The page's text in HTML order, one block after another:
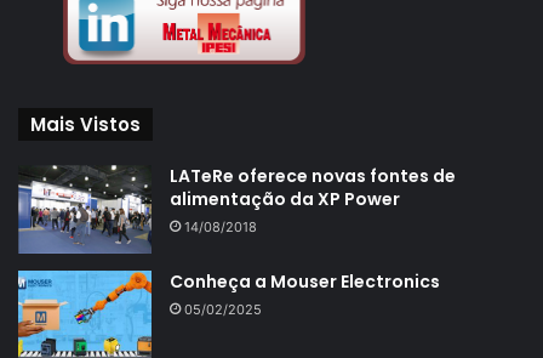
Mais Vistos
LATeRe oferece novas fontes de
alimentação da XP Power
14/08/2018
Conheça a Mouser Electronics
05/02/2025